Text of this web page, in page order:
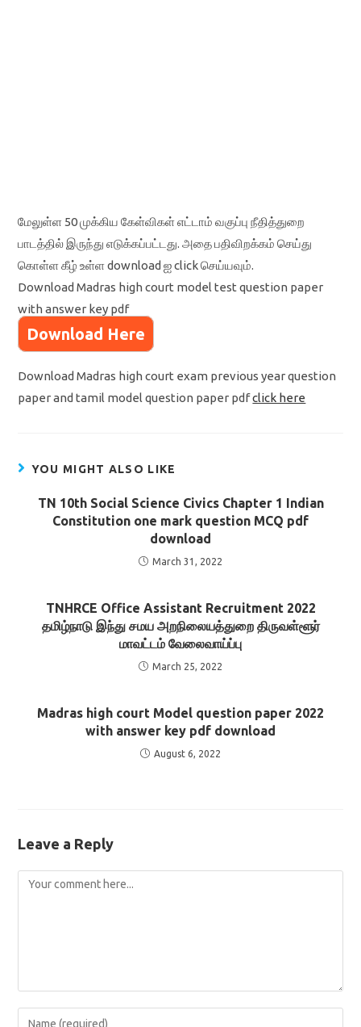
மேலுள்ள 50 முக்கிய கேள்விகள் எட்டாம் வகுப்பு நீதித்துறை
பாடத்தில் இருந்து எடுக்கப்பட்டது. அதை பதிவிறக்கம் செய்து
கொள்ள கீழ் உள்ள download ஐ click செய்யவும்.
Download Madras high court model test question paper
with answer key pdf
Download Here
Download Madras high court exam previous year question
paper and tamil model question paper pdfclick here
YOU MIGHT ALSO LIKE
TN 10th Social Science Civics Chapter 1 Indian
Constitution one mark question MCQ pdf
download
March 31, 2022
TNHRCE Office Assistant Recruitment 2022
தமிழ்நாடு இந்து சமய அறநிலையத்துறை திருவள்ளூர்
மாவட்டம் வேலைவாய்ப்பு
March 25, 2022
Madras high court Model question paper 2022
with answer key pdf download
August 6, 2022
Leave a Reply
Comment